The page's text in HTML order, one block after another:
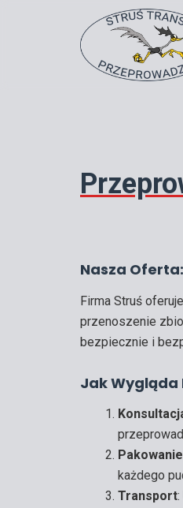
Nasza
Firma Struś
przenoszenie
bezpiecznie i
Jak Wygląda
każdego
Transport